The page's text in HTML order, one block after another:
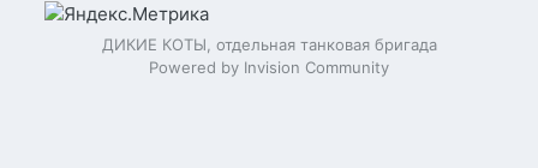
ДИКИЕ КОТЫ, отдельная танковая бригада
Powered by Invision Community